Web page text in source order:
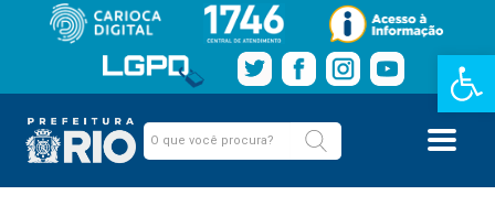
Barra de